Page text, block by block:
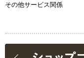
その他サービス関係